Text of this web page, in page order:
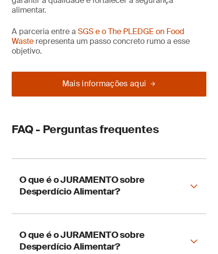
alimentar.
A parceria entre a SGS e o The PLEDGE on Food
Waste representa um passo concreto rumo a esse
objetivo.
Mais informações aqui
FAQ - Perguntas frequentes
O que é o JURAMENTO sobre
Desperdício Alimentar?
a medir e reduzir o desperdício de alimentos.
O que é o JURAMENTO sobre
Desperdício Alimentar?